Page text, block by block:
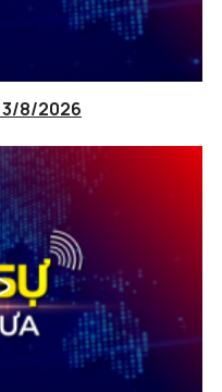
3/8/2026